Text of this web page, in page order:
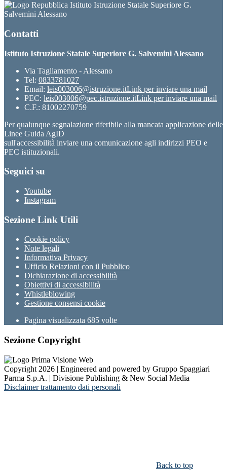
Istituto Istruzione Statale Superiore G.
Salvemini Alessano
Contatti
Istituto Istruzione Statale Superiore G. Salvemini Alessano
Via Tagliamento - Alessano
Tel: 0833781027
Email: leis003006@istruzione.itLink per inviare una mail
PEC: leis003006@pec.istruzione.itLink per inviare una mail
C.F.: 81002270759
Per qualunque segnalazione riferibile alla mancata applicazione delle
Linee Guida AgID
sull'accessibilità inviare una comunicazione agli indirizzi PEO e
PEC istituzionali.
Seguici su
Youtube
Instagram
Sezione Link Utili
Cookie policy
Note legali
Informativa Privacy
Ufficio Relazioni con il Pubblico
Dichiarazione di accessibilità
Obiettivi di accessibilità
Whistleblowing
Gestione consensi cookie
Pagina visualizzata 685 volte
Sezione Copyright
Copyright 2026 | Engineered and powered by Gruppo Spaggiari
Parma S.p.A. | Divisione Publishing & New Social Media
Disclaimer trattamento dati personali
Back to top